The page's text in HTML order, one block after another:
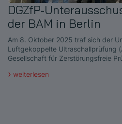
DGZfP-
der BAM in Berlin
Am 8. Oktober 2025 traf sich der
Luftgekoppelte Ultraschallprüfung
Gesellschaft für Zerstörungsfreie
weiterlesen